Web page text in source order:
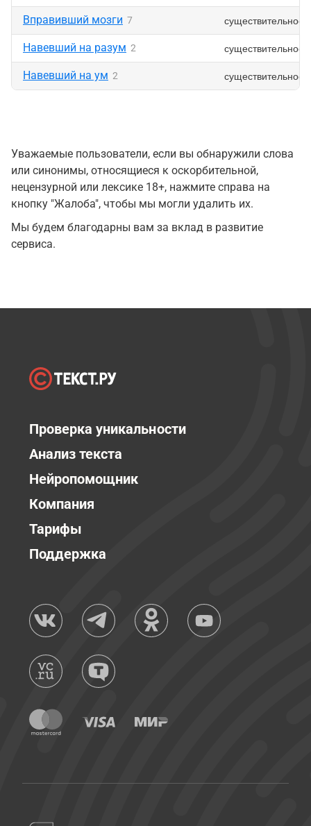
Вправивший мозги 7 существительное
Навевший на разум 2 существительное
Навевший на ум 2 существительное
Уважаемые пользователи, если вы обнаружили слова
или синонимы, относящиеся к оскорбительной,
нецензурной или лексике 18+, нажмите справа на
кнопку "Жалоба", чтобы мы могли удалить их.
Мы будем благодарны вам за вклад в развитие
сервиса.
Проверка уникальности
Анализ текста
Нейропомощник
Компания
Тарифы
Поддержка